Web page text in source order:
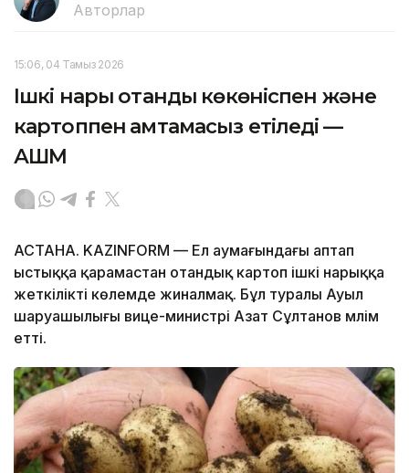
Авторлар
15:06, 04 Тамыз 2026
Ішкі нарық отандық көкөніспен және
картоппен қамтамасыз етіледі —
АШМ
АСТАНА. KAZINFORM — Ел аумағындағы аптап
ыстыққа қарамастан отандық картоп ішкі нарыққа
жеткілікті көлемде жиналмақ. Бұл туралы Ауыл
шаруашылығы вице-министрі Азат Сұлтанов мәлім
етті.